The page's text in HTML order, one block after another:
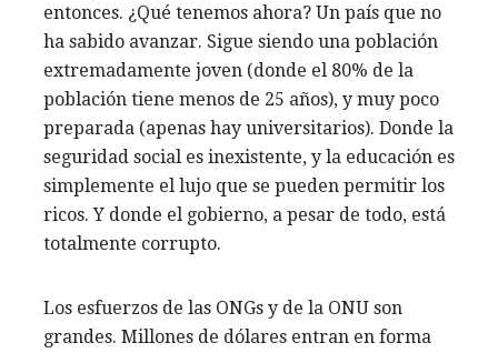
entonces. ¿Qué tenemos ahora? Un país que no
ha sabido avanzar. Sigue siendo una población
extremadamente joven (donde el 80% de la
población tiene menos de 25 años), y muy poco
preparada (apenas hay universitarios). Donde la
seguridad social es inexistente, y la educación es
simplemente el lujo que se pueden permitir los
ricos. Y donde el gobierno, a pesar de todo, está
totalmente corrupto.
Los esfuerzos de las ONGs y de la ONU son
grandes. Millones de dólares entran en forma